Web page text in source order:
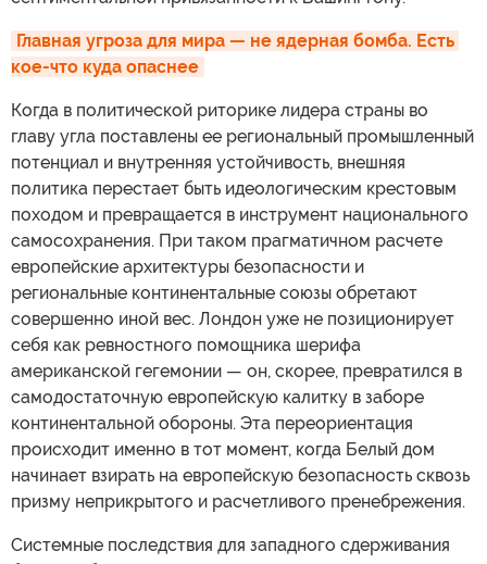
Главная угроза для мира — не ядерная бомба. Есть
кое-что куда опаснее
Когда в политической риторике лидера страны во
главу угла поставлены ее региональный промышленный
потенциал и внутренняя устойчивость, внешняя
политика перестает быть идеологическим крестовым
походом и превращается в инструмент национального
самосохранения. При таком прагматичном расчете
европейские архитектуры безопасности и
региональные континентальные союзы обретают
совершенно иной вес. Лондон уже не позиционирует
себя как ревностного помощника шерифа
американской гегемонии — он, скорее, превратился в
самодостаточную европейскую калитку в заборе
континентальной обороны. Эта переориентация
происходит именно в тот момент, когда Белый дом
начинает взирать на европейскую безопасность сквозь
призму неприкрытого и расчетливого пренебрежения.
Системные последствия для западного сдерживания